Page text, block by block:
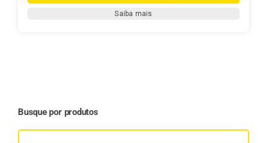
1kg
Saiba mais
Busque por produtos